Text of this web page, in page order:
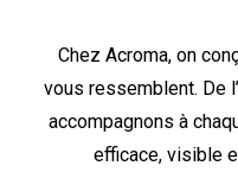
Chez Acroma, on
vous ressemblent. De
accompagnons à
efficace, visible